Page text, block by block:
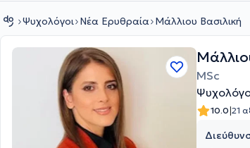
Ψυχολόγοι Νέα Ερυθραία Μάλλιου Βασιλική
MSc
10.0|21